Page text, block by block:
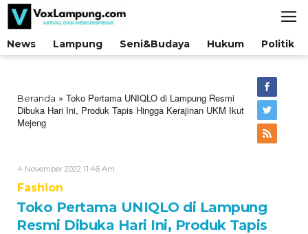
Lewati
konten
News
Lampung Seni&Budaya Hukum Politik
Beranda » Toko Pertama UNIQLO di Lampung Resmi
Dibuka Hari Ini, Produk Tapis Hingga Kerajinan UKM Ikut
Mejeng
4 November 2022 11:46 Am
Fashion
Toko Pertama UNIQLO di Lampung
Resmi Dibuka Hari Ini, Produk Tapis